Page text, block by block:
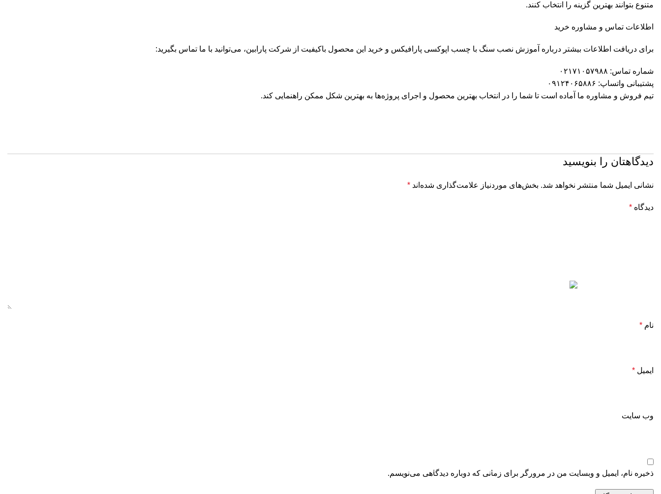
متنوع بتوانند بهترین گزینه را انتخاب کنند.
اطلاعات تماس و مشاوره خرید
برای دریافت اطلاعات بیشتر درباره آموزش نصب سنگ با چسب اپوکسی پارافیکس و خرید این محصول باکیفیت از شرکت پارابین، می‌توانید با ما تماس بگیرید:
شماره تماس: ۰۲۱۷۱۰۵۷۹۸۸
پشتیبانی واتساپ: ۰۹۱۲۴۰۶۵۸۸۶
تیم فروش و مشاوره ما آماده است تا شما را در انتخاب بهترین محصول و اجرای پروژه‌ها به بهترین شکل ممکن راهنمایی کند.
دیدگاهتان را بنویسید
نشانی ایمیل شما منتشر نخواهد شد. بخش‌های موردنیاز علامت‌گذاری شده‌اند *
دیدگاه *
نام *
ایمیل *
وب‌ سایت
ذخیره نام، ایمیل و وبسایت من در مرورگر برای زمانی که دوباره دیدگاهی می‌نویسم.
کارخانه:
نسیم شهر
پودری